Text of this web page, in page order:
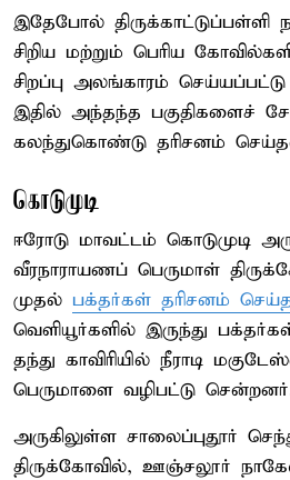
இதேபோல் திருக்காட்டுப்பள்ளி
சிறிய மற்றும் பெரிய
சிறப்பு அலங்காரம்
இதில் அந்தந்த பகுதிகளைச்
கலந்துகொண்டு தரிசனம்
கொடுமுடி
ஈரோடு மாவட்டம் கொடுமுடி
வீரநாராயணப் பெருமாள்
முதல் பக்தர்கள் தரிசனம்
வெளியூர்களில் இருந்து
தந்து காவிரியில் நீராடி
பெருமாளை வழிபட்டு
அருகிலுள்ள சாலைப்புதூர்
திருக்கோவில், ஊஞ்சலூர்